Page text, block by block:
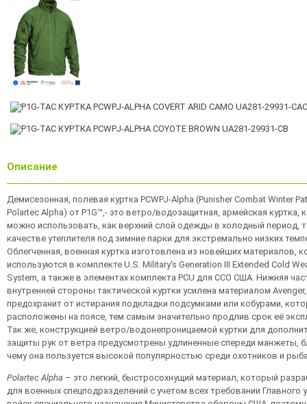
Описание
Демисезонная, полевая куртка PCWPJ-Alpha (Punisher Combat Winter
Polartec Alpha) от P1G™,- это ветро/водозащитная, армейская куртка,
можно использовать, как верхний слой одежды в холодный период,
качестве утеплителя под зимние парки для экстремально низких
Облегченная, военная куртка изготовлена из новейших материалов,
используются в комплекте U.S. Military's Generation III Extended Cold
System, а также в элементах комплекта PCU для ССО США. Нижняя
внутренней стороны тактической куртки усилена материалом
предохранит от истирания подкладки подсумками или кобурами,
расположены на поясе, тем самым значительно продлив срок её
Так же, конструкцией ветро/водонепроницаемой куртки для
защиты рук от ветра предусмотрены удлиненные спереди манжеты,
чему она пользуется высокой популярностью среди охотников и
PolartecAlpha – это легкий, быстросохнущий материал, который
для военных спецподразделений с учетом всех требовании Главного